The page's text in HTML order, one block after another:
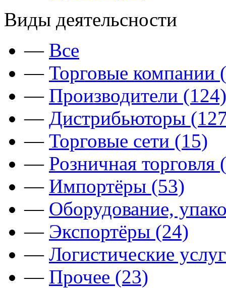
Виды деятельсности
— Все
— Торговые компании
— Производители (124)
— Дистрибьюторы
— Торговые сети (15)
— Розничная торговля
— Импортёры (53)
— Оборудование,
— Экспортёры (24)
— Логистические
— Прочее (23)